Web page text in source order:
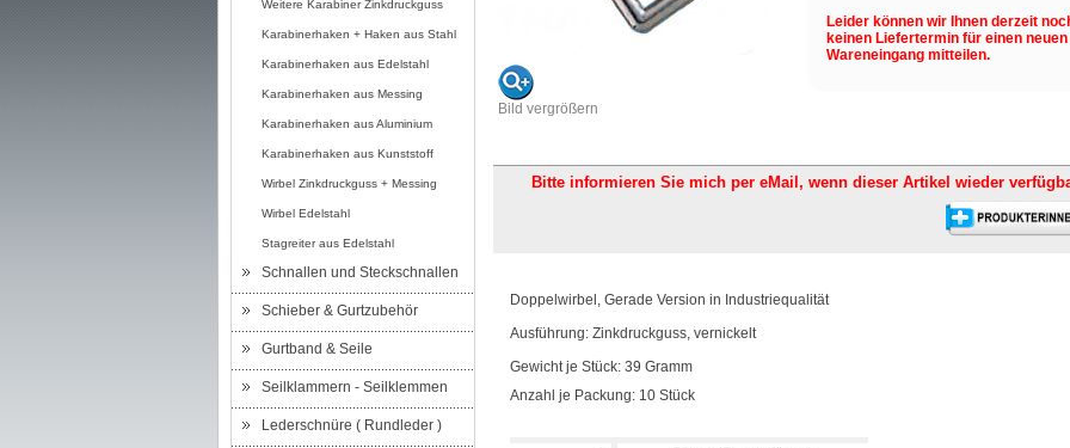
Weitere Karabiner Zinkdruckguss
Karabinerhaken + Haken aus Stahl
Karabinerhaken aus Edelstahl
Karabinerhaken aus Messing
Karabinerhaken aus Aluminium
Karabinerhaken aus Kunststoff
Wirbel Zinkdruckguss + Messing
Wirbel Edelstahl
Stagreiter aus Edelstahl
Schnallen und Steckschnallen
Schieber & Gurtzubehör
Gurtband & Seile
Seilklammern - Seilklemmen
Lederschnüre ( Rundleder )
Bild vergrößern
Leider können wir Ihnen derzeit
keinen Liefertermin für einen neuen
Wareneingang mitteilen.
Bitte informieren Sie mich per eMail, wenn dieser Artikel wieder
Doppelwirbel, Gerade Version in Industriequalität
Ausführung: Zinkdruckguss, vernickelt
Gewicht je Stück: 39 Gramm
Anzahl je Packung: 10 Stück